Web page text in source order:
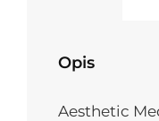
Opis
Aesthetic